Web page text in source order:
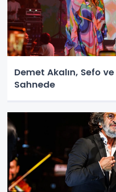
Demet Akalın, Sefo ve
Sahnede